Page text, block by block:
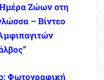
Ζώων στη
– Βίντεο
Φωτογραφική